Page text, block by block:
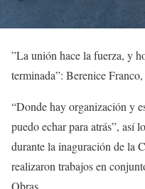
”La unión hace la fuerza, y
terminada”: Berenice
“Donde hay organización y
puedo echar para atrás”, así
durante la inaguración de la
realizaron trabajos en